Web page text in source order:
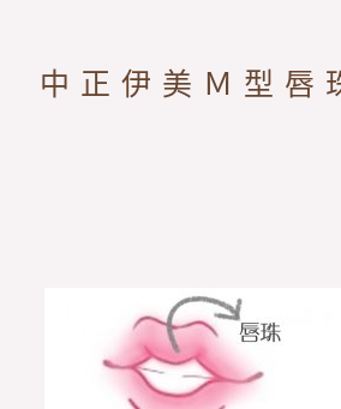
中正伊美Ｍ型唇